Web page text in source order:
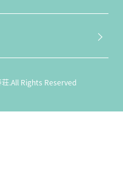
.All Rights Reserved